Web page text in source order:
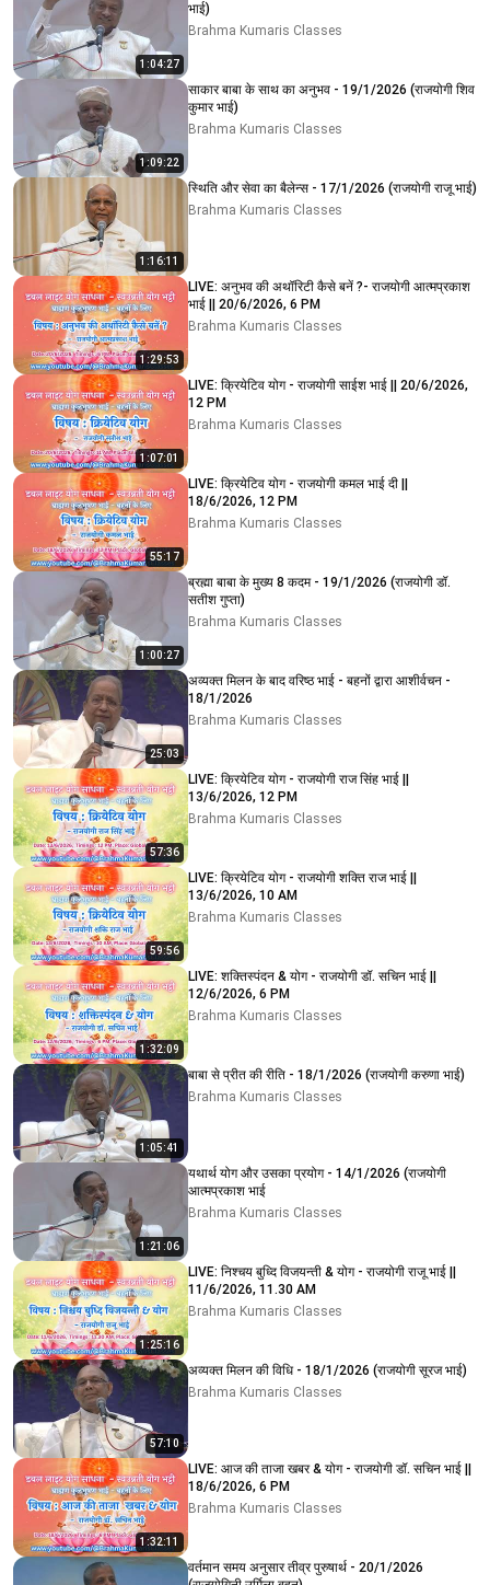
1:04:27
भाई)
Brahma Kumaris Classes
1:09:22
साकार बाबा के साथ का अनुभव - 19/1/2026 (राजयोगी शिव
कुमार भाई)
Brahma Kumaris Classes
1:16:11
स्थिति और सेवा का बैलेन्स - 17/1/2026 (राजयोगी राजू भाई)
Brahma Kumaris Classes
1:29:53
LIVE: अनुभव की अथॉरिटी कैसे बनें ?- राजयोगी आत्मप्रकाश
भाई || 20/6/2026, 6 PM
Brahma Kumaris Classes
1:07:01
LIVE: क्रियेटिव योग - राजयोगी साईश भाई || 20/6/2026,
12 PM
Brahma Kumaris Classes
55:17
LIVE: क्रियेटिव योग - राजयोगी कमल भाई दी ||
18/6/2026, 12 PM
Brahma Kumaris Classes
1:00:27
ब्रह्मा बाबा के मुख्य 8 कदम - 19/1/2026 (राजयोगी डॉ.
सतीश गुप्ता)
Brahma Kumaris Classes
25:03
अव्यक्त मिलन के बाद वरिष्ठ भाई - बहनों द्वारा आशीर्वचन -
18/1/2026
Brahma Kumaris Classes
57:36
LIVE: क्रियेटिव योग - राजयोगी राज सिंह भाई ||
13/6/2026, 12 PM
Brahma Kumaris Classes
59:56
LIVE: क्रियेटिव योग - राजयोगी शक्ति राज भाई ||
13/6/2026, 10 AM
Brahma Kumaris Classes
1:32:09
LIVE: शक्तिस्पंदन & योग - राजयोगी डॉ. सचिन भाई ||
12/6/2026, 6 PM
Brahma Kumaris Classes
1:05:41
बाबा से प्रीत की रीति - 18/1/2026 (राजयोगी करुणा भाई)
Brahma Kumaris Classes
1:21:06
यथार्थ योग और उसका प्रयोग - 14/1/2026 (राजयोगी
आत्मप्रकाश भाई
Brahma Kumaris Classes
1:25:16
LIVE: निश्चय बुध्दि विजयन्ती & योग - राजयोगी राजू भाई ||
11/6/2026, 11.30 AM
Brahma Kumaris Classes
57:10
अव्यक्त मिलन की विधि - 18/1/2026 (राजयोगी सूरज भाई)
Brahma Kumaris Classes
1:32:11
LIVE: आज की ताजा खबर & योग - राजयोगी डॉ. सचिन भाई ||
18/6/2026, 6 PM
Brahma Kumaris Classes
वर्तमान समय अनुसार तीव्र पुरुषार्थ - 20/1/2026